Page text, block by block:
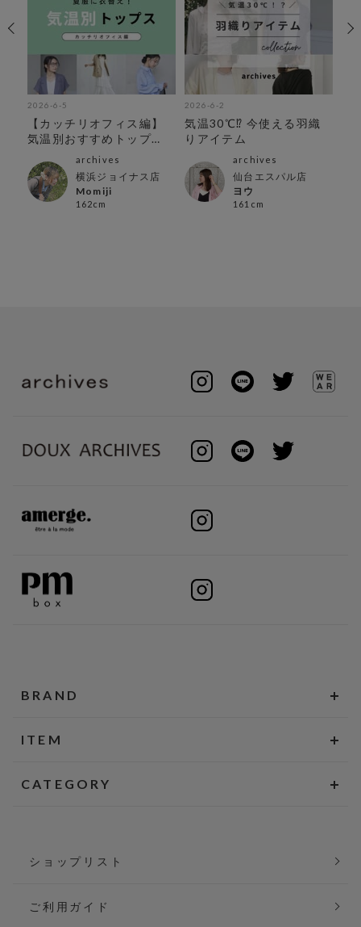
2026-6-5
【カッチリオフィス編】
気温別おすすめトップ
archives
横浜ジョイナス店
Momiji
162cm
2026-6-2
気温30℃⁉︎ 今使える羽織
りアイテム
archives
仙台エスパル店
ヨウ
161cm
BRAND
ITEM
CATEGORY
ショップリスト
ご利用ガイド